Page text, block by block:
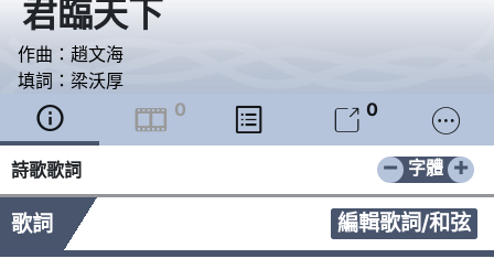
君臨天下
作曲： 趙文海
填詞： 梁沃厚
  0   0 
詩歌歌詞 − +
字體
歌詞 編輯歌詞/和弦